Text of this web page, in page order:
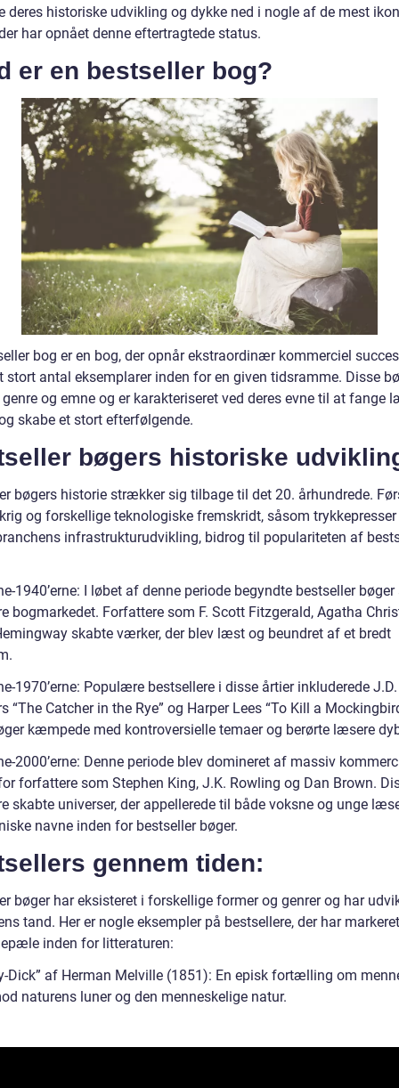
deres historiske udvikling og dykke ned i nogle af de mest
har opnået denne eftertragtede status.
er en bestseller bog?
bog er en bog, der opnår ekstraordinær kommerciel
stort antal eksemplarer inden for en given tidsramme. Disse
og emne og er karakteriseret ved deres evne til at fange
skabe et stort efterfølgende.
bøgers historiske
bøgers historie strækker sig tilbage til det 20. århundrede.
og forskellige teknologiske fremskridt, såsom
infrastrukturudvikling, bidrog til populariteten af
1940’erne: I løbet af denne periode begyndte bestseller bøger
bogmarkedet. Forfattere som F. Scott Fitzgerald, Agatha
skabte værker, der blev læst og beundret af et bredt
1970’erne: Populære bestsellere i disse årtier inkluderede J.D.
“The Catcher in the Rye” og Harper Lees “To Kill a
kæmpede med kontroversielle temaer og berørte læsere
2000’erne: Denne periode blev domineret af massiv
forfattere som Stephen King, J.K. Rowling og Dan Brown.
skabte universer, der appellerede til både voksne og unge
navne inden for bestseller bøger.
gennem tiden:
bøger har eksisteret i forskellige former og genrer og har
tand. Her er nogle eksempler på bestsellere, der har
inden for litteraturen:
Dick” af Herman Melville (1851): En episk fortælling om
naturens luner og den menneskelige natur.